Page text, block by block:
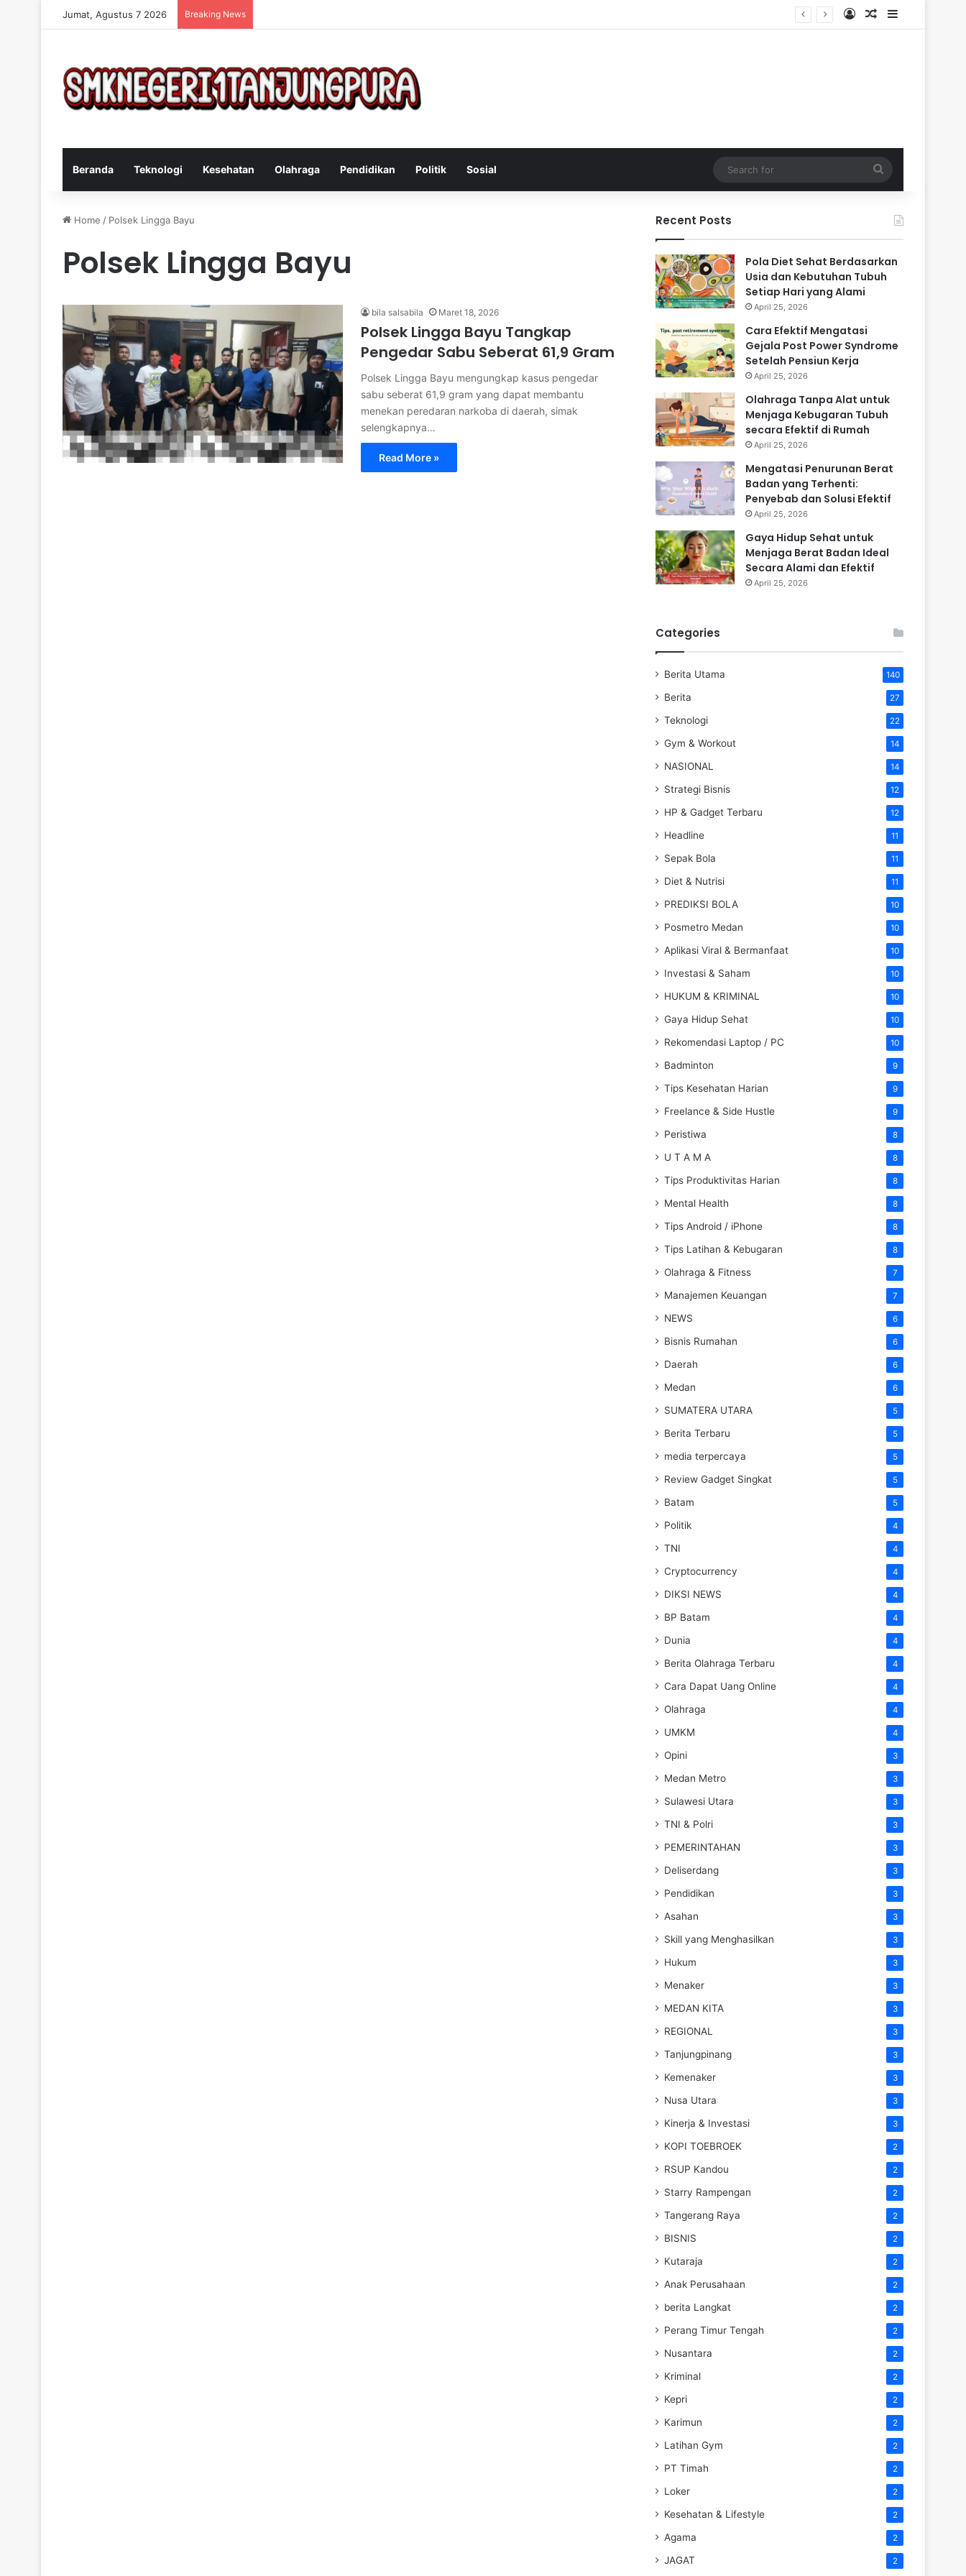
Jumat, Agustus 7 2026 Breaking News Log InRandom Article
Sidebar
Beranda Teknologi Kesehatan Olahraga Pendidikan Politik Sosial
for
Home / Polsek Lingga Bayu
Polsek Lingga Bayu
bila salsabila Maret 18, 2026
Polsek Lingga Bayu Tangkap
Pengedar Sabu Seberat 61,9 Gram
Polsek Lingga Bayu mengungkap kasus pengedar
sabu seberat 61,9 gram yang dapat membantu
menekan peredaran narkoba di daerah, simak
selengkapnya…
Read More »
Recent Posts
Pola Diet Sehat Berdasarkan
Usia dan Kebutuhan Tubuh
Setiap Hari yang Alami
April 25, 2026
Cara Efektif Mengatasi
Gejala Post Power Syndrome
Setelah Pensiun Kerja
April 25, 2026
Olahraga Tanpa Alat untuk
Menjaga Kebugaran Tubuh
secara Efektif di Rumah
April 25, 2026
Mengatasi Penurunan Berat
Badan yang Terhenti:
Penyebab dan Solusi Efektif
April 25, 2026
Gaya Hidup Sehat untuk
Menjaga Berat Badan Ideal
Secara Alami dan Efektif
April 25, 2026
Categories
Berita Utama 140
Berita 27
Teknologi 22
Gym & Workout 14
NASIONAL 14
Strategi Bisnis 12
HP & Gadget Terbaru 12
Headline 11
Sepak Bola 11
Diet & Nutrisi 11
PREDIKSI BOLA 10
Posmetro Medan 10
Aplikasi Viral & Bermanfaat 10
Investasi & Saham 10
HUKUM & KRIMINAL 10
Gaya Hidup Sehat 10
Rekomendasi Laptop / PC 10
Badminton 9
Tips Kesehatan Harian 9
Freelance & Side Hustle 9
Peristiwa 8
U T A M A 8
Tips Produktivitas Harian 8
Mental Health 8
Tips Android / iPhone 8
Tips Latihan & Kebugaran 8
Olahraga & Fitness 7
Manajemen Keuangan 7
NEWS 6
Bisnis Rumahan 6
Daerah 6
Medan 6
SUMATERA UTARA 5
Berita Terbaru 5
media terpercaya 5
Review Gadget Singkat 5
Batam 5
Politik 4
TNI 4
Cryptocurrency 4
DIKSI NEWS 4
BP Batam 4
Dunia 4
Berita Olahraga Terbaru 4
Cara Dapat Uang Online 4
Olahraga 4
UMKM 4
Opini 3
Medan Metro 3
Sulawesi Utara 3
TNI & Polri 3
PEMERINTAHAN 3
Deliserdang 3
Pendidikan 3
Asahan 3
Skill yang Menghasilkan 3
Hukum 3
Menaker 3
MEDAN KITA 3
REGIONAL 3
Tanjungpinang 3
Kemenaker 3
Nusa Utara 3
Kinerja & Investasi 3
KOPI TOEBROEK 2
RSUP Kandou 2
Starry Rampengan 2
Tangerang Raya 2
BISNIS 2
Kutaraja 2
Anak Perusahaan 2
berita Langkat 2
Perang Timur Tengah 2
Nusantara 2
Kriminal 2
Kepri 2
Karimun 2
Latihan Gym 2
PT Timah 2
Loker 2
Kesehatan & Lifestyle 2
Agama 2
JAGAT 2